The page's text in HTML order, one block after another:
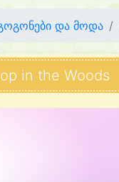
და მოდა
in the Woods